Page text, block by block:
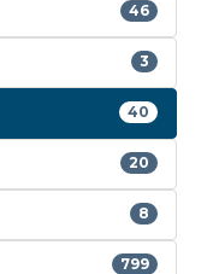
46
3
40
20
8
799